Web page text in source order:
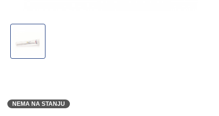
NEMA NA STANJU